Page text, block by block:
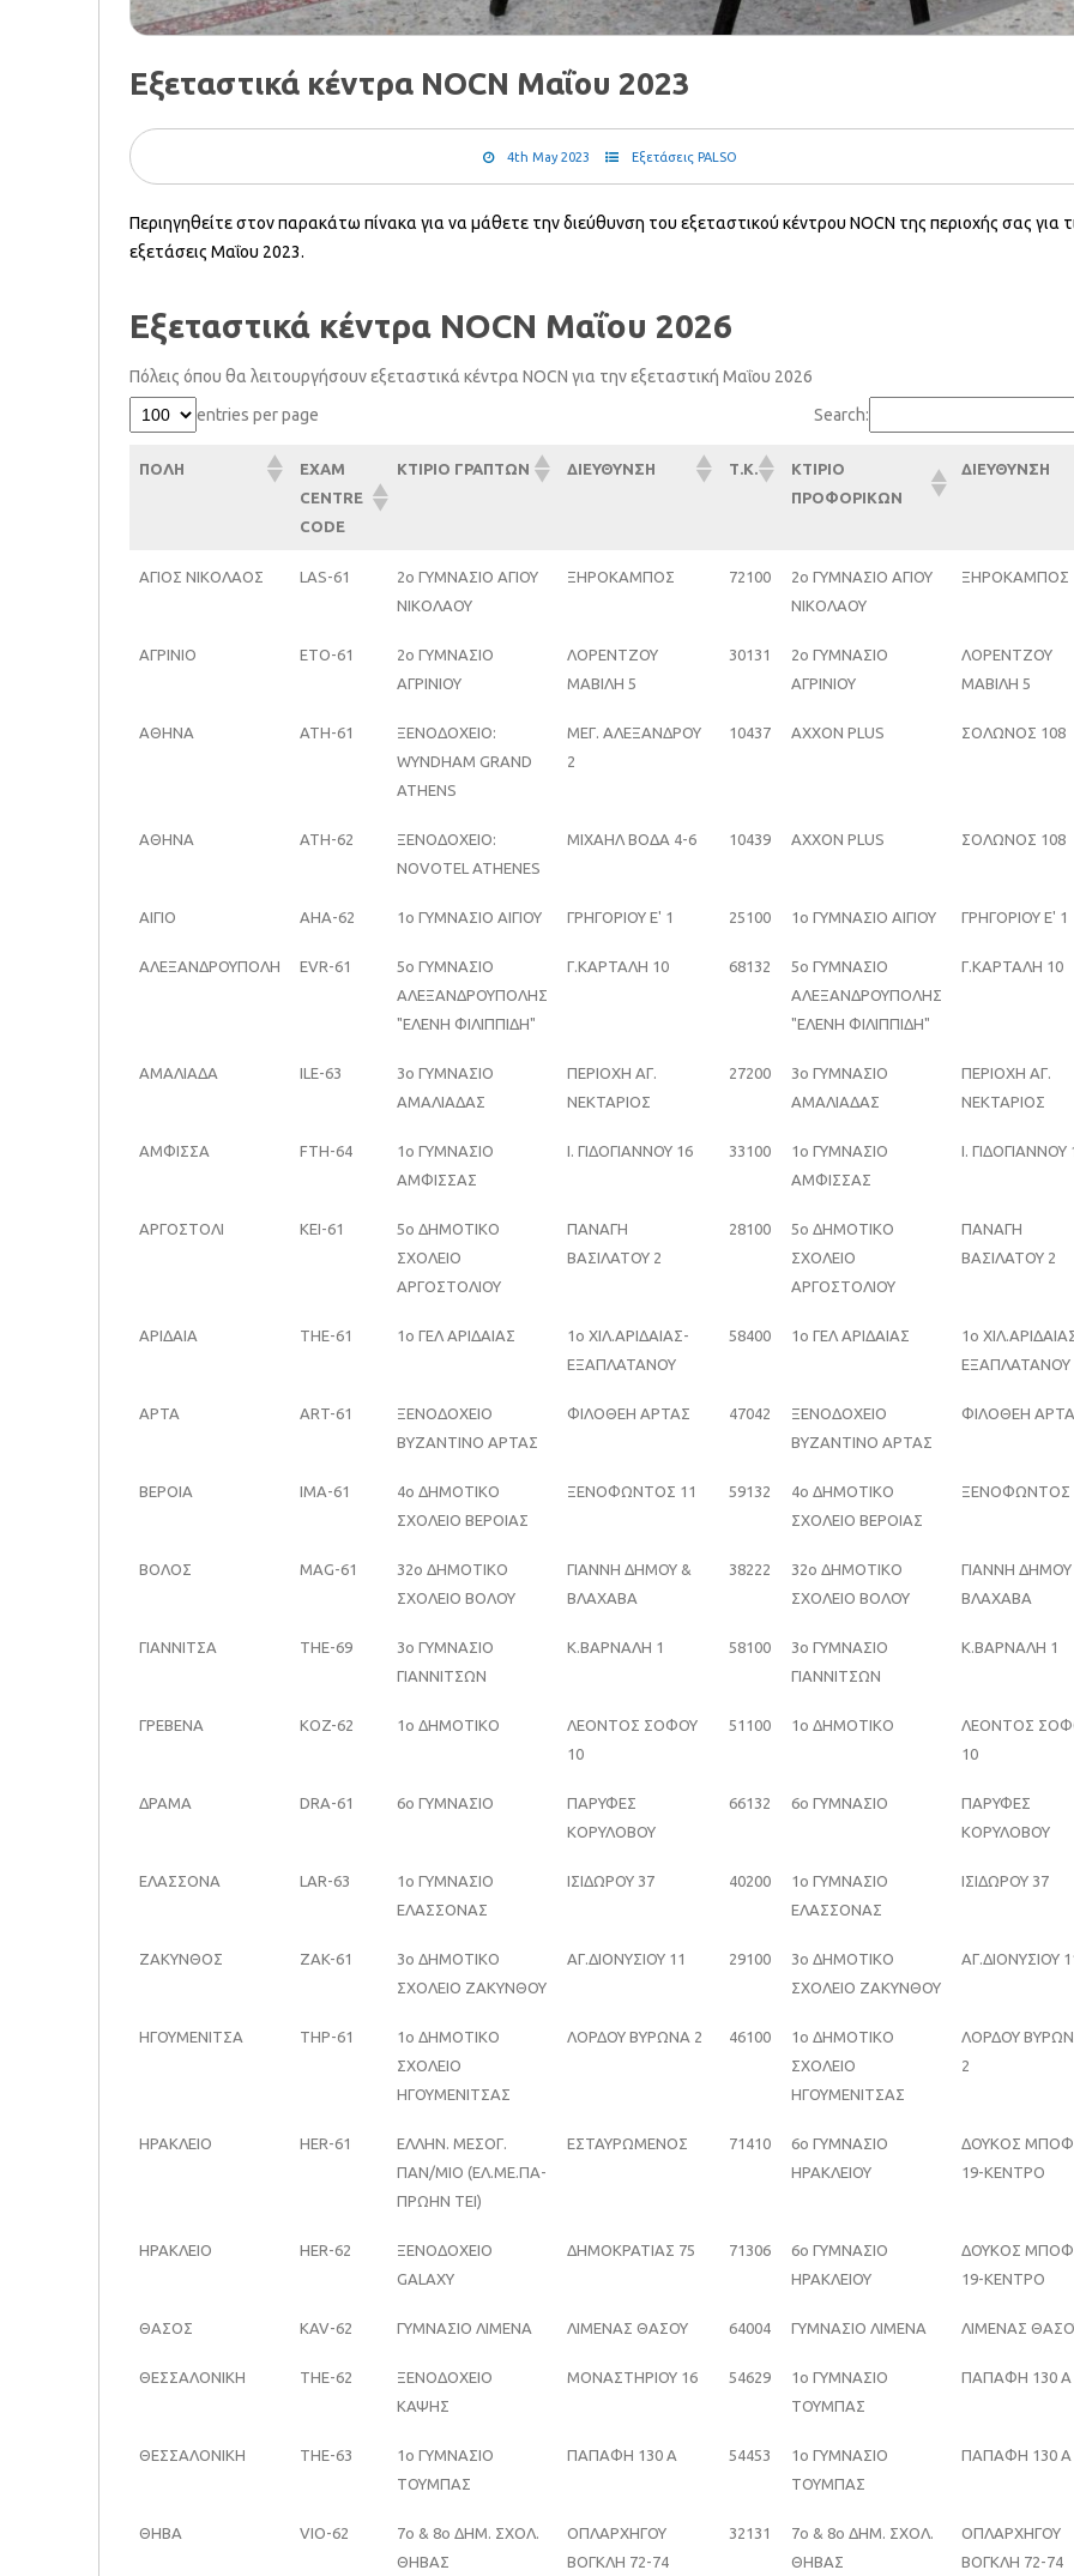
Εξεταστικά κέντρα NOCN Μαΐου 2023
4th May 2023 Εξετάσεις PALSO
Περιηγηθείτε στον παρακάτω πίνακα για να μάθετε την διεύθυνση του εξεταστικού κέντρου NOCN της περιοχής σας για
εξετάσεις Μαΐου 2023.
Εξεταστικά κέντρα NOCN Μαΐου 2026
Πόλεις όπου θα λειτουργήσουν εξεταστικά κέντρα NOCN για την εξεταστική Μαΐου 2026
entries per page
Search:
ΠΟΛΗ
EXAM
CENTRE
CODE
ΚΤΙΡΙΟ ΓΡΑΠΤΩΝ ΔΙΕΥΘΥΝΣΗ Τ.Κ.
ΚΤΙΡΙΟ
ΠΡΟΦΟΡΙΚΩΝ
ΔΙΕΥΘΥΝΣΗ
ΑΓΙΟΣ ΝΙΚΟΛΑΟΣ LAS-61
2ο ΓΥΜΝΑΣΙΟ ΑΓΙΟΥ
ΝΙΚΟΛΑΟΥ
ΞΗΡΟΚΑΜΠΟΣ 72100
2ο ΓΥΜΝΑΣΙΟ ΑΓΙΟΥ
ΝΙΚΟΛΑΟΥ
ΞΗΡΟΚΑΜΠΟΣ
ΑΓΡΙΝΙΟ ETO-61
2ο ΓΥΜΝΑΣΙΟ
ΑΓΡΙΝΙΟΥ
ΛΟΡΕΝΤΖΟΥ
ΜΑΒΙΛΗ 5
30131
2ο ΓΥΜΝΑΣΙΟ
ΑΓΡΙΝΙΟΥ
ΛΟΡΕΝΤΖΟΥ
ΜΑΒΙΛΗ 5
ΑΘΗΝΑ ATH-61
ΞΕΝΟΔΟΧΕΙΟ:
WYNDHAM GRAND
ATHENS
ΜΕΓ. ΑΛΕΞΑΝΔΡΟΥ
2
10437 AXXON PLUS ΣΟΛΩΝΟΣ 108
ΑΘΗΝΑ ATH-62
ΞΕΝΟΔΟΧΕΙΟ:
NOVOTEL ATHENES
ΜΙΧΑΗΛ ΒΟΔΑ 4-6 10439 AXXON PLUS ΣΟΛΩΝΟΣ 108
ΑΙΓΙΟ AHA-62 1ο ΓΥΜΝΑΣΙΟ ΑΙΓΙΟΥ ΓΡΗΓΟΡΙΟΥ Ε' 1 25100 1ο ΓΥΜΝΑΣΙΟ ΑΙΓΙΟΥ ΓΡΗΓΟΡΙΟΥ Ε' 1
ΑΛΕΞΑΝΔΡΟΥΠΟΛΗ EVR-61
5ο ΓΥΜΝΑΣΙΟ
ΑΛΕΞΑΝΔΡΟΥΠΟΛΗΣ
"ΕΛΕΝΗ ΦΙΛΙΠΠΙΔΗ"
Γ.ΚΑΡΤΑΛΗ 10 68132
5ο ΓΥΜΝΑΣΙΟ
ΑΛΕΞΑΝΔΡΟΥΠΟΛΗΣ
"ΕΛΕΝΗ ΦΙΛΙΠΠΙΔΗ"
Γ.ΚΑΡΤΑΛΗ 10
ΑΜΑΛΙΑΔΑ ILE-63
3ο ΓΥΜΝΑΣΙΟ
ΑΜΑΛΙΑΔΑΣ
ΠΕΡΙΟΧΗ ΑΓ.
ΝΕΚΤΑΡΙΟΣ
27200
3ο ΓΥΜΝΑΣΙΟ
ΑΜΑΛΙΑΔΑΣ
ΠΕΡΙΟΧΗ ΑΓ.
ΝΕΚΤΑΡΙΟΣ
ΑΜΦΙΣΣΑ FTH-64
1ο ΓΥΜΝΑΣΙΟ
ΑΜΦΙΣΣΑΣ
Ι. ΓΙΔΟΓΙΑΝΝΟΥ 16 33100
1ο ΓΥΜΝΑΣΙΟ
ΑΜΦΙΣΣΑΣ
Ι. ΓΙΔΟΓΙΑΝΝΟΥ
ΑΡΓΟΣΤΟΛΙ KEI-61
5ο ΔΗΜΟΤΙΚΟ
ΣΧΟΛΕΙΟ
ΑΡΓΟΣΤΟΛΙΟΥ
ΠΑΝΑΓΗ
ΒΑΣΙΛΑΤΟΥ 2
28100
5ο ΔΗΜΟΤΙΚΟ
ΣΧΟΛΕΙΟ
ΑΡΓΟΣΤΟΛΙΟΥ
ΠΑΝΑΓΗ
ΒΑΣΙΛΑΤΟΥ 2
ΑΡΙΔΑΙΑ THE-61 1ο ΓΕΛ ΑΡΙΔΑΙΑΣ
1ο ΧΙΛ.ΑΡΙΔΑΙΑΣ-
ΕΞΑΠΛΑΤΑΝΟΥ
58400 1ο ΓΕΛ ΑΡΙΔΑΙΑΣ
1ο
ΕΞΑΠΛΑΤΑΝΟΥ
ΑΡΤΑ ART-61
ΞΕΝΟΔΟΧΕΙΟ
ΒΥΖΑΝΤΙΝΟ ΑΡΤΑΣ
ΦΙΛΟΘΕΗ ΑΡΤΑΣ 47042
ΞΕΝΟΔΟΧΕΙΟ
ΒΥΖΑΝΤΙΝΟ ΑΡΤΑΣ
ΦΙΛΟΘΕΗ
ΒΕΡΟΙΑ IMA-61
4ο ΔΗΜΟΤΙΚΟ
ΣΧΟΛΕΙΟ ΒΕΡΟΙΑΣ
ΞΕΝΟΦΩΝΤΟΣ 11 59132
4ο ΔΗΜΟΤΙΚΟ
ΣΧΟΛΕΙΟ ΒΕΡΟΙΑΣ
ΞΕΝΟΦΩΝΤΟΣ
ΒΟΛΟΣ MAG-61
32ο ΔΗΜΟΤΙΚΟ
ΣΧΟΛΕΙΟ ΒΟΛΟΥ
ΓΙΑΝΝΗ ΔΗΜΟΥ &
ΒΛΑΧΑΒΑ
38222
32ο ΔΗΜΟΤΙΚΟ
ΣΧΟΛΕΙΟ ΒΟΛΟΥ
ΓΙΑΝΝΗ ΔΗΜΟΥ
ΒΛΑΧΑΒΑ
ΓΙΑΝΝΙΤΣΑ THE-69
3ο ΓΥΜΝΑΣΙΟ
ΓΙΑΝΝΙΤΣΩΝ
Κ.ΒΑΡΝΑΛΗ 1 58100
3ο ΓΥΜΝΑΣΙΟ
ΓΙΑΝΝΙΤΣΩΝ
Κ.ΒΑΡΝΑΛΗ 1
ΓΡΕΒΕΝΑ KOZ-62 1ο ΔΗΜΟΤΙΚΟ
ΛΕΟΝΤΟΣ ΣΟΦΟΥ
10
51100 1ο ΔΗΜΟΤΙΚΟ
ΛΕΟΝΤΟΣ
10
ΔΡΑΜΑ DRA-61 6ο ΓΥΜΝΑΣΙΟ
ΠΑΡΥΦΕΣ
ΚΟΡΥΛΟΒΟΥ
66132 6ο ΓΥΜΝΑΣΙΟ
ΠΑΡΥΦΕΣ
ΚΟΡΥΛΟΒΟΥ
ΕΛΑΣΣΟΝΑ LAR-63
1ο ΓΥΜΝΑΣΙΟ
ΕΛΑΣΣΟΝΑΣ
ΙΣΙΔΩΡΟΥ 37 40200
1ο ΓΥΜΝΑΣΙΟ
ΕΛΑΣΣΟΝΑΣ
ΙΣΙΔΩΡΟΥ 37
ΖΑΚΥΝΘΟΣ ZAK-61
3ο ΔΗΜΟΤΙΚΟ
ΣΧΟΛΕΙΟ ΖΑΚΥΝΘΟΥ
ΑΓ.ΔΙΟΝΥΣΙΟΥ 11 29100
3ο ΔΗΜΟΤΙΚΟ
ΣΧΟΛΕΙΟ ΖΑΚΥΝΘΟΥ
ΑΓ.ΔΙΟΝΥΣΙΟΥ
ΗΓΟΥΜΕΝΙΤΣΑ THP-61
1o ΔΗΜΟΤΙΚΟ
ΣΧΟΛΕΙΟ
ΗΓΟΥΜΕΝΙΤΣΑΣ
ΛΟΡΔΟΥ ΒΥΡΩΝΑ 2 46100
1o ΔΗΜΟΤΙΚΟ
ΣΧΟΛΕΙΟ
ΗΓΟΥΜΕΝΙΤΣΑΣ
ΛΟΡΔΟΥ
2
ΗΡΑΚΛΕΙΟ HER-61
ΕΛΛΗΝ. ΜΕΣΟΓ.
ΠΑΝ/ΜΙΟ (ΕΛ.ΜΕ.ΠΑ-
ΠΡΩΗΝ ΤΕΙ)
ΕΣΤΑΥΡΩΜΕΝΟΣ 71410
6ο ΓΥΜΝΑΣΙΟ
ΗΡΑΚΛΕΙΟΥ
ΔΟΥΚΟΣ
19-ΚΕΝΤΡΟ
ΗΡΑΚΛΕΙΟ HER-62
ΞΕΝΟΔΟΧΕΙΟ
GALAXY
ΔΗΜΟΚΡΑΤΙΑΣ 75 71306
6ο ΓΥΜΝΑΣΙΟ
ΗΡΑΚΛΕΙΟΥ
ΔΟΥΚΟΣ
19-ΚΕΝΤΡΟ
ΘΑΣΟΣ KAV-62 ΓΥΜΝΑΣΙΟ ΛΙΜΕΝΑ ΛΙΜΕΝΑΣ ΘΑΣΟΥ 64004 ΓΥΜΝΑΣΙΟ ΛΙΜΕΝΑ ΛΙΜΕΝΑΣ
ΘΕΣΣΑΛΟΝΙΚΗ THE-62
ΞΕΝΟΔΟΧΕΙΟ
ΚΑΨΗΣ
ΜΟΝΑΣΤΗΡΙΟΥ 16 54629
1ο ΓΥΜΝΑΣΙΟ
ΤΟΥΜΠΑΣ
ΠΑΠΑΦΗ 130 Α
ΘΕΣΣΑΛΟΝΙΚΗ THE-63
1ο ΓΥΜΝΑΣΙΟ
ΤΟΥΜΠΑΣ
ΠΑΠΑΦΗ 130 Α 54453
1ο ΓΥΜΝΑΣΙΟ
ΤΟΥΜΠΑΣ
ΠΑΠΑΦΗ 130 Α
ΘΗΒΑ VIO-62
7o & 8o ΔΗΜ. ΣΧΟΛ.
ΘΗΒΑΣ
ΟΠΛΑΡΧΗΓΟΥ
ΒΟΓΚΛΗ 72-74
32131
7o & 8o ΔΗΜ. ΣΧΟΛ.
ΘΗΒΑΣ
ΟΠΛΑΡΧΗΓΟΥ
ΒΟΓΚΛΗ 72-74